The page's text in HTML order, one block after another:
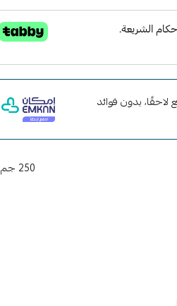
للتنظيف ، ولكن أيضًا لتعزيز الحماية
إزالة الشعر بالشمع بانتظام. عادة ما
واللمعان والحماية ، ولكن ليس بعد
متوافق مع جميع شمع ميجواير ،
ادفع لاحقًا، بدون فوائد
250 جم